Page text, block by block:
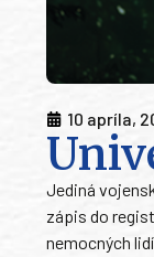
10 apríla,
Jediná
zápis do
nemocných